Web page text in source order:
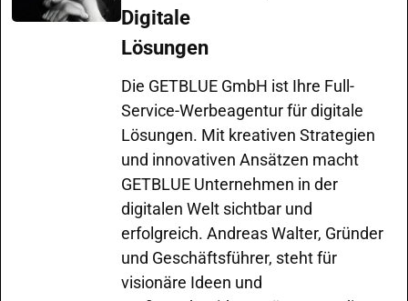
Digitale
Lösungen
Die GETBLUE GmbH ist Ihre Full-
Service-Werbeagentur für digitale
Lösungen. Mit kreativen Strategien
und innovativen Ansätzen macht
GETBLUE Unternehmen in der
digitalen Welt sichtbar und
erfolgreich. Andreas Walter, Gründer
und Geschäftsführer, steht für
visionäre Ideen und